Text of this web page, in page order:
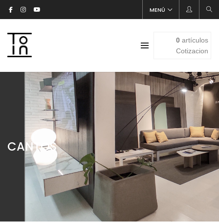
MENÚ
0artículos
Cotizacion
CANTOS